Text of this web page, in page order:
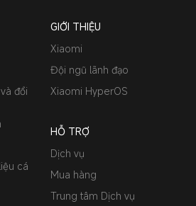
đổi
cá
GIỚI THIỆU
Xiaomi
Đội ngũ lãnh đạo
Xiaomi HyperOS
HỖ TRỢ
Dịch vụ
Mua hàng
Trung tâm Dịch vụ